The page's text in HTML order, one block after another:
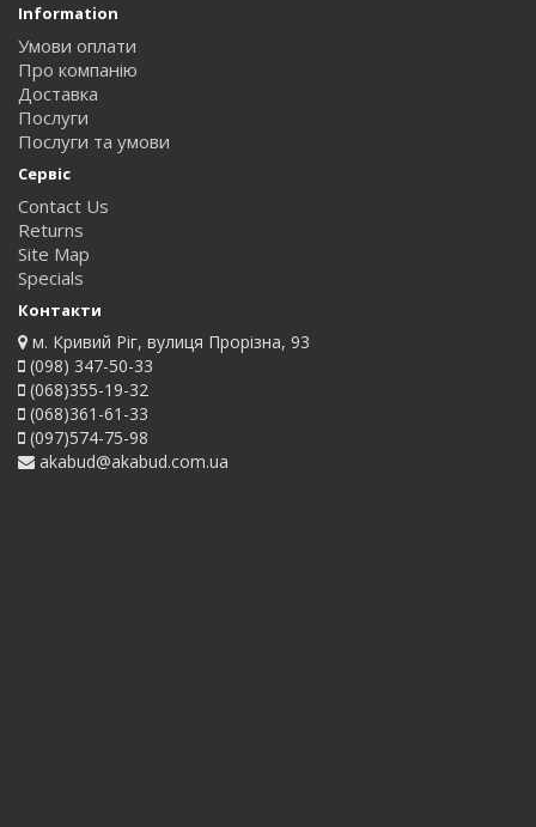
Information
Умови оплати
Про компанію
Доставка
Послуги
Послуги та умови
Сервіс
Contact Us
Returns
Site Map
Specials
Контакти
м. Кривий Ріг, вулиця Прорізна, 93
(098) 347-50-33
(068)355-19-32
(068)361-61-33
(097)574-75-98
akabud@akabud.com.ua